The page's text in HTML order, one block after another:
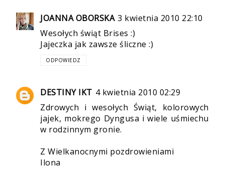
JOANNA OBORSKA 3 kwietnia 2010 22:10
Wesołych świąt Brises :)
Jajeczka jak zawsze śliczne :)
ODPOWIEDZ
DESTINY IKT 4 kwietnia 2010 02:29
Zdrowych i wesołych Świąt, kolorowych
jajek, mokrego Dyngusa i wiele uśmiechu
w rodzinnym gronie.
Z Wielkanocnymi pozdrowieniami
Ilona